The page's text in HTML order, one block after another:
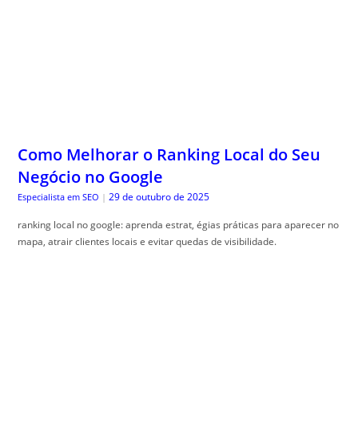
Como Melhorar o Ranking Local do Seu
Negócio no Google
Especialista em SEO | 29 de outubro de 2025
ranking local no google: aprenda estrat, égias práticas para aparecer no
mapa, atrair clientes locais e evitar quedas de visibilidade.